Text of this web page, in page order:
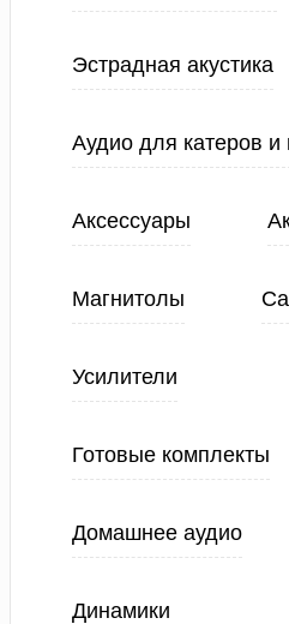
Эстрадная акустика
Аудио для катеров и
Аксессуары
Магнитолы
Усилители
Готовые комплекты
Домашнее аудио
Динамики